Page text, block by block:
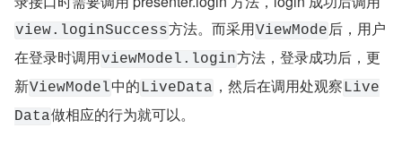
view.loginSuccess方法。而采用ViewMode 后，用户
在登录时调用viewModel.login方法，登录成功后，更
新ViewModel中的LiveData ，然后在调用处观察Live
Data做相应的行为就可以。